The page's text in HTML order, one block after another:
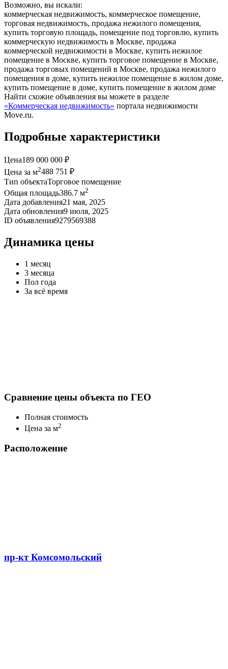
Возможно, вы искали:
коммерческая недвижимость, коммерческое помещение,
торговая недвижимость, продажа нежилого помещения,
купить торговую площадь, помещение под торговлю, купить
коммерческую недвижимость в Москве, продажа
коммерческой недвижимости в Москве, купить нежилое
помещение в Москве, купить торговое помещение в Москве,
продажа торговых помещений в Москве, продажа нежилого
помещения в доме, купить нежилое помещение в жилом доме,
купить помещение в доме, купить помещение в жилом доме
Найти схожие объявления вы можете в разделе
«Коммерческая недвижимость» портала недвижимости
Move.ru.
Подробные характеристики
Цена189 000 000 ₽
Цена за м2488 751 ₽
Тип объектаТорговое помещение
Общая площадь386.7 м2
Дата добавления21 мая, 2025
Дата обновления9 июля, 2025
ID объявления9279569388
Динамика цены
1 месяц
3 месяца
Пол года
За всё время
Сравнение цены объекта по ГЕО
Полная стоимость
Цена за м2
Расположение
пр-кт Комсомольский